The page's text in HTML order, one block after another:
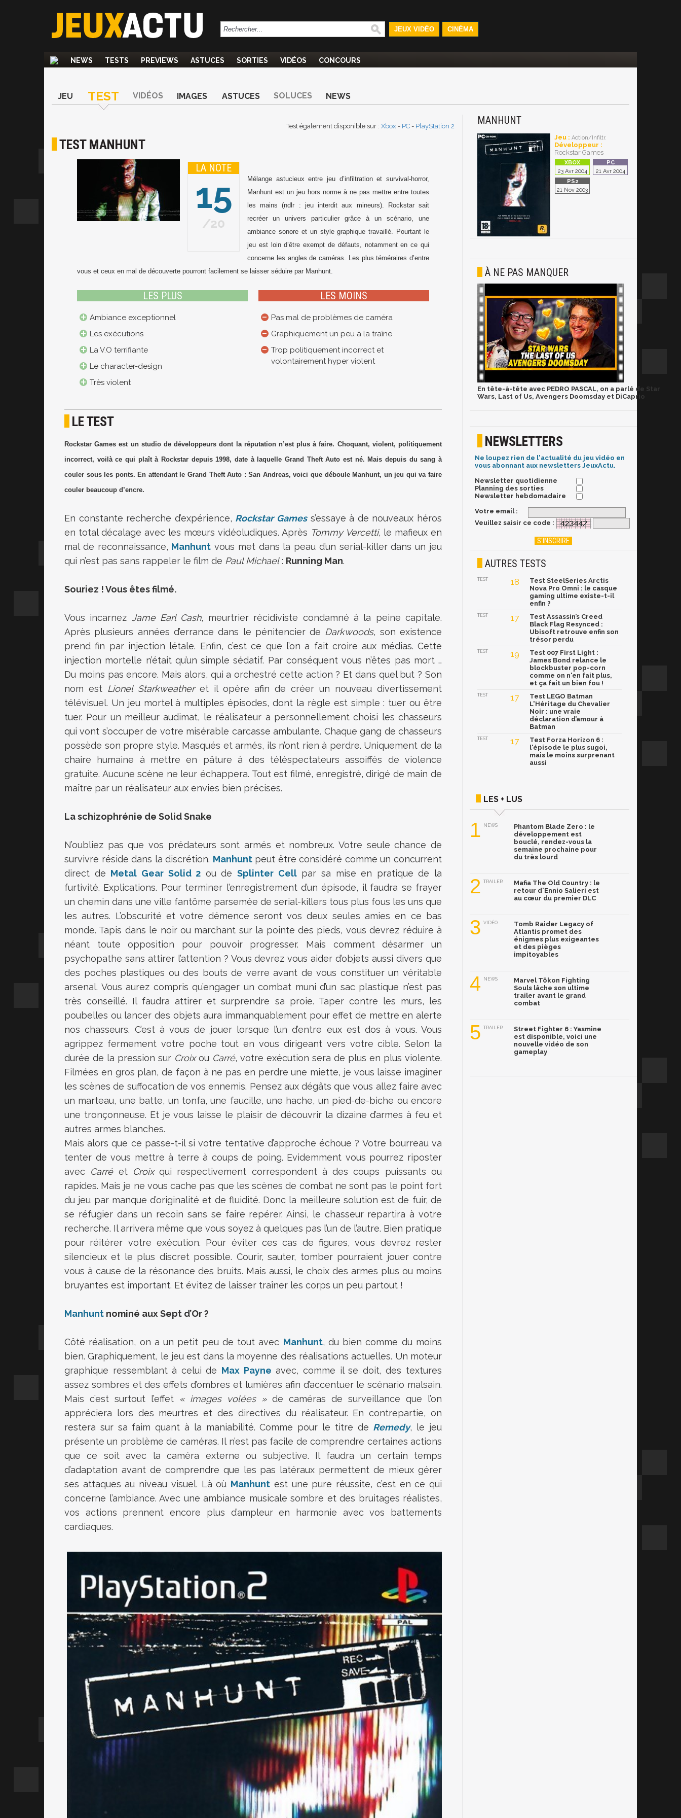
JEUX VIDÉO CINÉMA
NEWS TESTS PREVIEWS ASTUCES SORTIES VIDÉOS CONCOURS
JEU TEST VIDÉOS IMAGES ASTUCES SOLUCES NEWS
Test également disponible sur : Xbox - PC - PlayStation 2
TEST MANHUNT
LA NOTE
15
20
Mélange astucieux entre jeu d’infiltration et survival-horror,
Manhunt est un jeu hors norme à ne pas mettre entre toutes
les mains (ndlr : jeu interdit aux mineurs). Rockstar sait
recréer un univers particulier grâce à un scénario, une
ambiance sonore et un style graphique travaillé. Pourtant le
jeu est loin d’être exempt de défauts, notamment en ce qui
concerne les angles de caméras. Les plus téméraires d’entre
vous et ceux en mal de découverte pourront facilement se laisser séduire par Manhunt.
LES PLUS
Ambiance exceptionnel
Les exécutions
La V.O terrifiante
Le character-design
Très violent
LES MOINS
Pas mal de problèmes de caméra
Graphiquement un peu à la traîne
Trop politiquement incorrect et
volontairement hyper violent
LE TEST
Rockstar Games est un studio de développeurs dont la réputation n’est plus à faire. Choquant, violent, politiquement
incorrect, voilà ce qui plaît à Rockstar depuis 1998, date à laquelle Grand Theft Auto est né. Mais depuis du sang à
couler sous les ponts. En attendant le Grand Theft Auto : San Andreas, voici que déboule Manhunt, un jeu qui va faire
couler beaucoup d’encre.
En constante recherche d’expérience, Rockstar Gamess’essaye à de nouveaux héros
en total décalage avec les mœurs vidéoludiques. Après Tommy Vercetti, le mafieux en
mal de reconnaissance, Manhunt vous met dans la peau d’un serial-killer dans un jeu
qui n’est pas sans rappeler le film de Paul Michael: Running Man.
Souriez ! Vous êtes filmé.
Vous incarnez Jame Earl Cash, meurtrier récidiviste condamné à la peine capitale.
Après plusieurs années d’errance dans le pénitencier de Darkwoods, son existence
prend fin par injection létale. Enfin, c’est ce que l’on a fait croire aux médias. Cette
injection mortelle n’était qu’un simple sédatif. Par conséquent vous n’êtes pas mort …
Du moins pas encore. Mais alors, qui a orchestré cette action ? Et dans quel but ? Son
nom est Lionel Starkweatheret il opère afin de créer un nouveau divertissement
télévisuel. Un jeu mortel à multiples épisodes, dont la règle est simple : tuer ou être
tuer. Pour un meilleur audimat, le réalisateur a personnellement choisi les chasseurs
qui vont s’occuper de votre misérable carcasse ambulante. Chaque gang de chasseurs
possède son propre style. Masqués et armés, ils n’ont rien à perdre. Uniquement de la
chaire humaine à mettre en pâture à des téléspectateurs assoiffés de violence
gratuite. Aucune scène ne leur échappera. Tout est filmé, enregistré, dirigé de main de
maître par un réalisateur aux envies bien précises.
La schizophrénie de Solid Snake
N’oubliez pas que vos prédateurs sont armés et nombreux. Votre seule chance de
survivre réside dans la discrétion. Manhuntpeut être considéré comme un concurrent
direct de Metal Gear Solid 2 ou de Splinter Cellpar sa mise en pratique de la
furtivité. Explications. Pour terminer l’enregistrement d’un épisode, il faudra se frayer
un chemin dans une ville fantôme parsemée de serial-killers tous plus fous les uns que
les autres. L’obscurité et votre démence seront vos deux seules amies en ce bas
monde. Tapis dans le noir ou marchant sur la pointe des pieds, vous devrez réduire à
néant toute opposition pour pouvoir progresser. Mais comment désarmer un
psychopathe sans attirer l’attention ? Vous devrez vous aider d’objets aussi divers que
des poches plastiques ou des bouts de verre avant de vous constituer un véritable
arsenal. Vous aurez compris qu’engager un combat muni d’un sac plastique n’est pas
très conseillé. Il faudra attirer et surprendre sa proie. Taper contre les murs, les
poubelles ou lancer des objets aura immanquablement pour effet de mettre en alerte
nos chasseurs. C’est à vous de jouer lorsque l’un d’entre eux est dos à vous. Vous
agrippez fermement votre poche tout en vous dirigeant vers votre cible. Selon la
durée de la pression sur Croixou Carré, votre exécution sera de plus en plus violente.
Filmées en gros plan, de façon à ne pas en perdre une miette, je vous laisse imaginer
les scènes de suffocation de vos ennemis. Pensez aux dégâts que vous allez faire avec
un marteau, une batte, un tonfa, une faucille, une hache, un pied-de-biche ou encore
une tronçonneuse. Et je vous laisse le plaisir de découvrir la dizaine d’armes à feu et
autres armes blanches.
Mais alors que ce passe-t-il si votre tentative d’approche échoue ? Votre bourreau va
tenter de vous mettre à terre à coups de poing. Evidemment vous pourrez riposter
avec Carréet Croixqui respectivement correspondent à des coups puissants ou
rapides. Mais je ne vous cache pas que les scènes de combat ne sont pas le point fort
du jeu par manque d’originalité et de fluidité. Donc la meilleure solution est de fuir, de
se réfugier dans un recoin sans se faire repérer. Ainsi, le chasseur repartira à votre
recherche. Il arrivera même que vous soyez à quelques pas l’un de l’autre. Bien pratique
pour réitérer votre exécution. Pour éviter ces cas de figures, vous devrez rester
silencieux et le plus discret possible. Courir, sauter, tomber pourraient jouer contre
vous à cause de la résonance des bruits. Mais aussi, le choix des armes plus ou moins
bruyantes est important. Et évitez de laisser traîner les corps un peu partout !
Manhunt nominé aux Sept d’Or ?
Côté réalisation, on a un petit peu de tout avec Manhunt, du bien comme du moins
bien. Graphiquement, le jeu est dans la moyenne des réalisations actuelles. Un moteur
graphique ressemblant à celui de Max Payne avec, comme il se doit, des textures
assez sombres et des effets d’ombres et lumières afin d’accentuer le scénario malsain.
Mais c’est surtout l’effet « images volées »de caméras de surveillance que l’on
appréciera lors des meurtres et des directives du réalisateur. En contrepartie, on
restera sur sa faim quant à la maniabilité. Comme pour le titre de Remedy, le jeu
présente un problème de caméras. Il n’est pas facile de comprendre certaines actions
que ce soit avec la caméra externe ou subjective. Il faudra un certain temps
d’adaptation avant de comprendre que les pas latéraux permettent de mieux gérer
ses attaques au niveau visuel. Là où Manhunt est une pure réussite, c’est en ce qui
concerne l’ambiance. Avec une ambiance musicale sombre et des bruitages réalistes,
vos actions prennent encore plus d’ampleur en harmonie avec vos battements
cardiaques.
MANHUNT
Jeu : Action/Infiltr.
Développeur :
Rockstar Games
23 Avr 2004 21 Avr 2004
21 Nov 2003
À NE PAS MANQUER
En tête-à-tête avec PEDRO PASCAL, on a parlé de Star
Wars, Last of Us, Avengers Doomsday et DiCaprio
NEWSLETTERS
Ne loupez rien de l'actualité du jeu vidéo en
vous abonnant aux newsletters JeuxActu.
Newsletter quotidienne
Planning des sorties
Newsletter hebdomadaire
Votre email :
Veuillez saisir ce code :
AUTRES TESTS
TEST 18
Test SteelSeries Arctis
Nova Pro Omni : le casque
gaming ultime existe-t-il
enfin ?
TEST 17
Test Assassin’s Creed
Black Flag Resynced :
Ubisoft retrouve enfin son
trésor perdu
TEST 19
Test 007 First Light :
James Bond relance le
blockbuster pop-corn
comme on n'en fait plus,
et ça fait un bien fou !
TEST 17
Test LEGO Batman
L'Héritage du Chevalier
Noir : une vraie
déclaration d’amour à
Batman
TEST 17
Test Forza Horizon 6 :
l'épisode le plus sugoi,
mais le moins surprenant
aussi
LES + LUS
1 NEWS
Phantom Blade Zero : le
développement est
bouclé, rendez-vous la
semaine prochaine pour
du très lourd
2 TRAILER
Mafia The Old Country : le
retour d'Ennio Salieri est
au cœur du premier DLC
3 VIDÉO
Tomb Raider Legacy of
Atlantis promet des
énigmes plus exigeantes
et des pièges
impitoyables
4 NEWS
Marvel Tōkon Fighting
Souls lâche son ultime
trailer avant le grand
combat
5 TRAILER
Street Fighter 6 : Yasmine
est disponible, voici une
nouvelle vidéo de son
gameplay